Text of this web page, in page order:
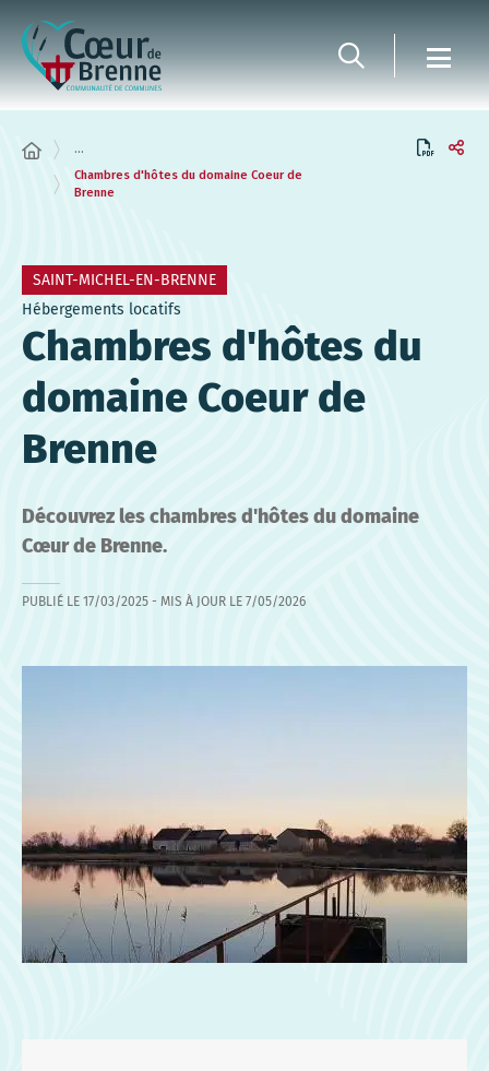
...
Chambres d'hôtes du domaine Coeur de
Brenne
SAINT-MICHEL-EN-BRENNE
Hébergements locatifs
Chambres d'hôtes du
domaine Coeur de
Brenne
Découvrez les chambres d'hôtes du domaine
Cœur de Brenne.
PUBLIÉ LE 17/03/2025 - MIS À JOUR LE 7/05/2026